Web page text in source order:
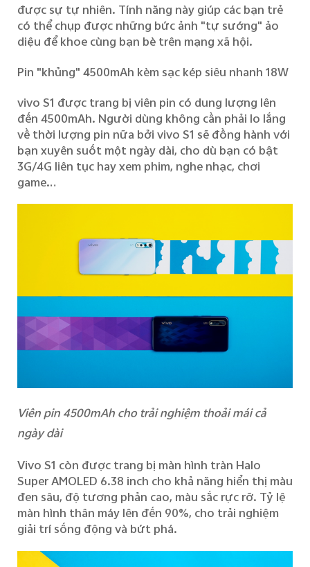
được sự tự nhiên. Tính năng nàygiúp các bạn trẻ
có thể chụp được những bức ảnh "tự sướng" ảo
diệu đểkhoecùng bạn bè trên mạng xã hội.
Pin "khủng"4500mAh kèm sạc kép siêu nhanh 18W
vivo S1 được trang bị viên pin có dung lượng lên
đến 4500mAh. Người dùng không cần phải lo lắng
về thời lượng pin nữa bởi vivo S1 sẽ đồng hành với
bạn xuyên suốt một ngày dài, cho dù bạn có bật
3G/4G liên tục hay xem phim, nghe nhạc, chơi
game…
Viên pin 4500mAh cho trải nghiệm thoải mái cả
ngày dài
Vivo S1 còn được trang bị màn hình tràn Halo
Super AMOLED 6.38 inch cho khả năng hiển thị màu
đen sâu, độ tương phản cao, màu sắc rực rỡ. Tỷ lệ
màn hình thân máy lên đến 90%, cho trải nghiệm
giải trí sống động và bứt phá.